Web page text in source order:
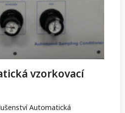
vzorkovací
Automatická